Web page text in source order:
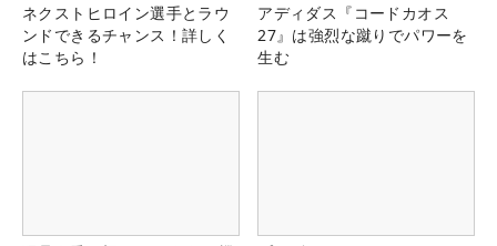
ネクストヒロイン選手とラウ
ンドできるチャンス！詳しく
はこちら！
アディダス『コードカオス
27』は強烈な蹴りでパワーを
生む